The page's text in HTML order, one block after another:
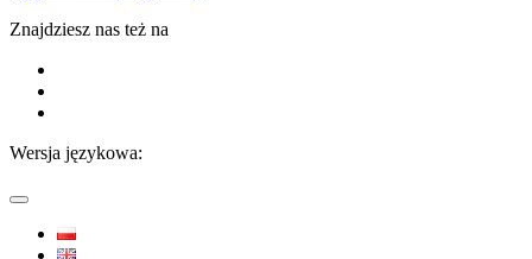
Znajdziesz nas też na
Wersja językowa: